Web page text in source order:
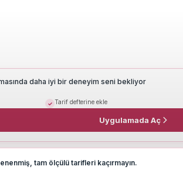
daha iyi bir deneyim seni bekliyor
Tarif defterine ekle
Uygulamada Aç
tam ölçülü tarifleri kaçırmayın.